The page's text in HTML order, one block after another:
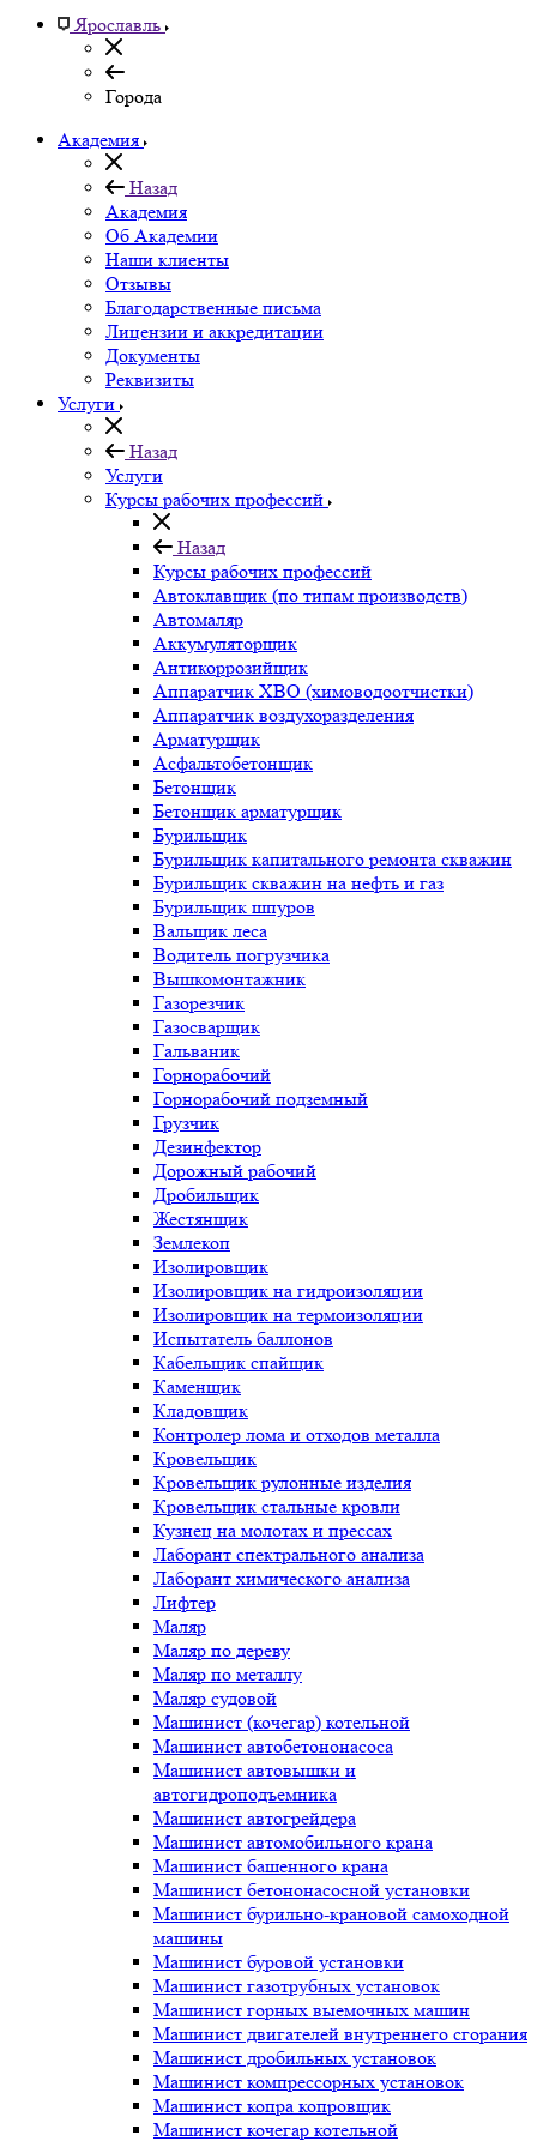
Ярославль
Города
Академия
Назад
Академия
Об Академии
Наши клиенты
Отзывы
Благодарственные письма
Лицензии и аккредитации
Документы
Реквизиты
Услуги
Назад
Услуги
Курсы рабочих профессий
Назад
Курсы рабочих профессий
Автоклавщик (по типам производств)
Автомаляр
Аккумуляторщик
Антикоррозийщик
Аппаратчик ХВО (химоводоотчистки)
Аппаратчик воздухоразделения
Арматурщик
Асфальтобетонщик
Бетонщик
Бетонщик арматурщик
Бурильщик
Бурильщик капитального ремонта скважин
Бурильщик скважин на нефть и газ
Бурильщик шпуров
Вальщик леса
Водитель погрузчика
Вышкомонтажник
Газорезчик
Газосварщик
Гальваник
Горнорабочий
Горнорабочий подземный
Грузчик
Дезинфектор
Дорожный рабочий
Дробильщик
Жестянщик
Землекоп
Изолировщик
Изолировщик на гидроизоляции
Изолировщик на термоизоляции
Испытатель баллонов
Кабельщик спайщик
Каменщик
Кладовщик
Контролер лома и отходов металла
Кровельщик
Кровельщик рулонные изделия
Кровельщик стальные кровли
Кузнец на молотах и прессах
Лаборант спектрального анализа
Лаборант химического анализа
Лифтер
Маляр
Маляр по дереву
Маляр по металлу
Маляр судовой
Машинист (кочегар) котельной
Машинист автобетононасоса
Машинист автовышки и
автогидроподъемника
Машинист автогрейдера
Машинист автомобильного крана
Машинист башенного крана
Машинист бетононасосной установки
Машинист бурильно-крановой самоходной
машины
Машинист буровой установки
Машинист газотрубных установок
Машинист горных выемочных машин
Машинист двигателей внутреннего сгорания
Машинист дробильных установок
Машинист компрессорных установок
Машинист копра копровщик
Машинист кочегар котельной